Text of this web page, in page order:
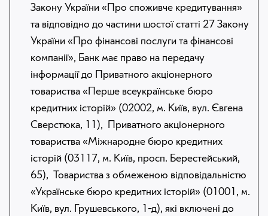
Закону України «Про споживче кредитування»
та відповідно до частини шостої статті 27 Закону
України «Про фінансові послуги та фінансові
компанії», Банк має право на передачу
інформації до Приватного акціонерного
товариства «Перше всеукраїнське бюро
кредитних історій» (02002, м. Київ, вул. Євгена
Сверстюка, 11), Приватного акціонерного
товариства «Міжнародне бюро кредитних
історій (03117, м. Київ, просп. Берестейський,
65), Товариства з обмеженою відповідальністю
«Українське бюро кредитних історій» (01001, м.
Київ, вул. Грушевського, 1-д), які включені до